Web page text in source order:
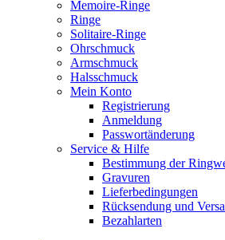
Memoire-Ringe
Ringe
Solitaire-Ringe
Ohrschmuck
Armschmuck
Halsschmuck
Mein Konto
Registrierung
Anmeldung
Passwortänderung
Service & Hilfe
Bestimmung der
Gravuren
Lieferbedingungen
Rücksendung und
Bezahlarten